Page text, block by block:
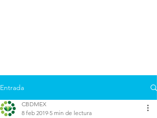
Entrada
CBDMEX
8 feb 2019 5 min de lectura